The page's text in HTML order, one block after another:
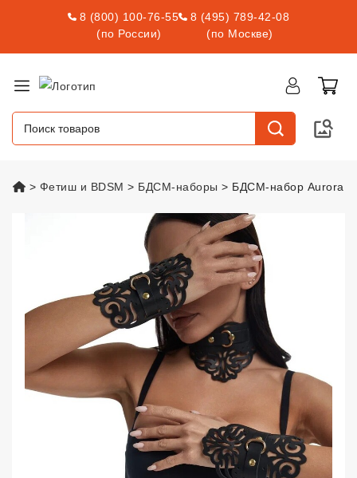
8 (800) 100-76-55
(по России)
8 (495) 789-42-08
(по Москве)
vsexshop.ru
Фетиш и BDSM БДСМ-наборы БДСМ-набор Aurora
БДСМ-набор Aurora